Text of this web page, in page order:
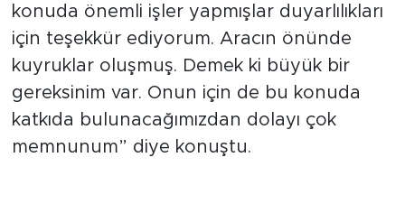
konuda önemli işler yapmışlar duyarlılıkları
için teşekkür ediyorum. Aracın önünde
kuyruklar oluşmuş. Demek ki büyük bir
gereksinim var. Onun için de bu konuda
katkıda bulunacağımızdan dolayı çok
memnunum” diye konuştu.